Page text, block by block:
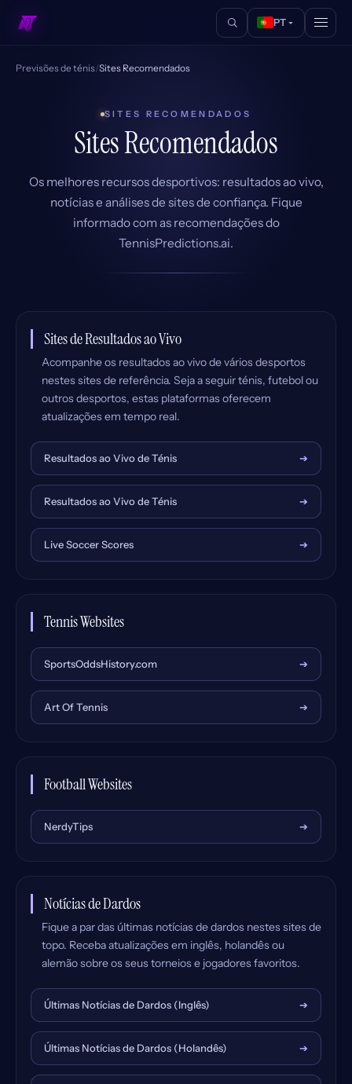
PT
Previsões de ténis/Sites Recomendados
SITES RECOMENDADOS
Sites Recomendados
Os melhores recursos desportivos: resultados ao vivo,
notícias e análises de sites de confiança. Fique
informado com as recomendações do
TennisPredictions.ai.
Sites de Resultados ao Vivo
Acompanhe os resultados ao vivo de vários desportos
nestes sites de referência. Seja a seguir ténis, futebol ou
outros desportos, estas plataformas oferecem
atualizações em tempo real.
Resultados ao Vivo de Ténis ➔
Resultados ao Vivo de Ténis ➔
Live Soccer Scores ➔
Tennis Websites
SportsOddsHistory.com ➔
Art Of Tennis ➔
Football Websites
NerdyTips ➔
Notícias de Dardos
Fique a par das últimas notícias de dardos nestes sites de
topo. Receba atualizações em inglês, holandês ou
alemão sobre os seus torneios e jogadores favoritos.
Últimas Notícias de Dardos (Inglês) ➔
Últimas Notícias de Dardos (Holandês) ➔